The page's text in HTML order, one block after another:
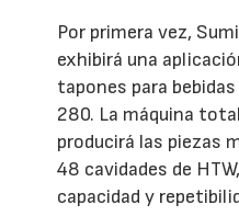
Por primera vez,
exhibirá una
tapones para
280. La máquina
producirá las piezas
48 cavidades de
capacidad y